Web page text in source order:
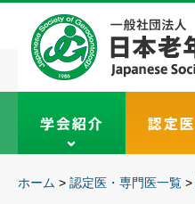
ホーム > 認定医・専門医一覧 >